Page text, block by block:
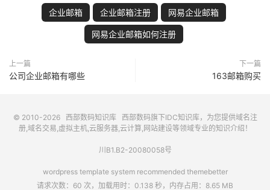
企业邮箱 企业邮箱注册 网易企业邮箱
网易企业邮箱如何注册
上一篇
公司企业邮箱有哪些
下一篇
163邮箱购买
© 2010-2026 西部数码知识库 西部数码旗下IDC知识库，为您提供域名注
册,域名交易,虚拟主机,云服务器,云计算,网站建设等领域专业的知识介绍！
川B1.B2-20080058号
wordpress template system recommended themebetter
请求次数：60 次，加载用时：0.138 秒，内存占用：8.65 MB